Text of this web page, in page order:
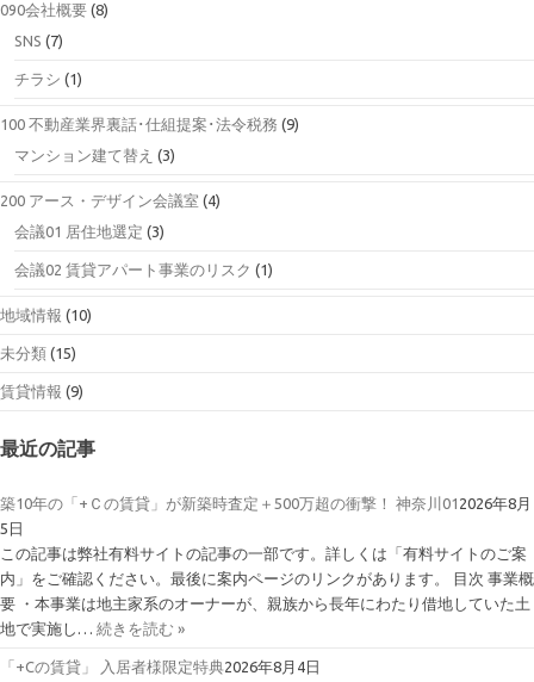
090会社概要 (8)
SNS (7)
チラシ (1)
100 不動産業界裏話･仕組提案･法令税務 (9)
マンション建て替え (3)
200 アース・デザイン会議室 (4)
会議01 居住地選定 (3)
会議02 賃貸アパート事業のリスク (1)
地域情報 (10)
未分類 (15)
賃貸情報 (9)
最近の記事
築10年の「+Ｃの賃貸」が新築時査定＋500万超の衝撃！ 神奈川01 2026年8月
5日
この記事は弊社有料サイトの記事の一部です。詳しくは「有料サイトのご案
内」をご確認ください。最後に案内ページのリンクがあります。 目次 事業概
要 ・本事業は地主家系のオーナーが、親族から長年にわたり借地していた土
地で実施し… 続きを読む »
「+Cの賃貸」 入居者様限定特典2026年8月4日